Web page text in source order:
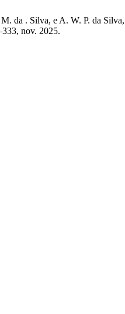
M. da . Silva, e A. W. P.
nov. 2025.